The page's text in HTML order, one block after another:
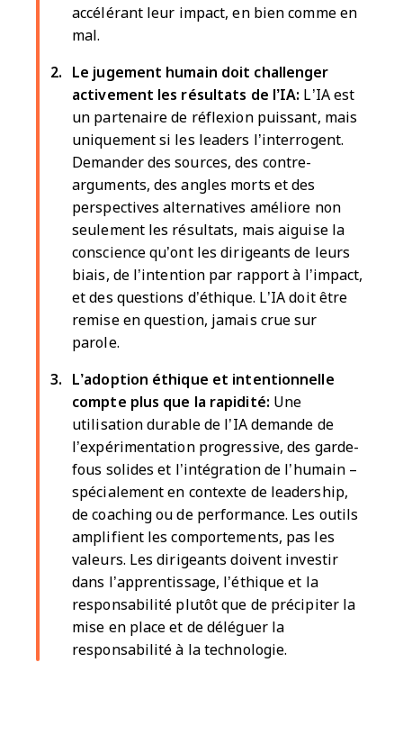
accélérant leur impact, en bien comme en
mal.
Le jugement humain doit challenger
activement les résultats de l’IA: L’IA est
un partenaire de réflexion puissant, mais
uniquement si les leaders l’interrogent.
Demander des sources, des contre-
arguments, des angles morts et des
perspectives alternatives améliore non
seulement les résultats, mais aiguise la
conscience qu’ont les dirigeants de leurs
biais, de l’intention par rapport à l’impact,
et des questions d’éthique. L’IA doit être
remise en question, jamais crue sur
parole.
L’adoption éthique et intentionnelle
compte plus que la rapidité: Une
utilisation durable de l’IA demande de
l’expérimentation progressive, des garde-
fous solides et l’intégration de l’humain –
spécialement en contexte de leadership,
de coaching ou de performance. Les outils
amplifient les comportements, pas les
valeurs. Les dirigeants doivent investir
dans l’apprentissage, l’éthique et la
responsabilité plutôt que de précipiter la
mise en place et de déléguer la
responsabilité à la technologie.